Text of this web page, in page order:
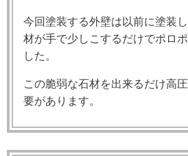
今回塗装する外壁は以前に塗装
材が手で少しこするだけでポロ
した。
この脆弱な石材を出来るだけ高
要があります。